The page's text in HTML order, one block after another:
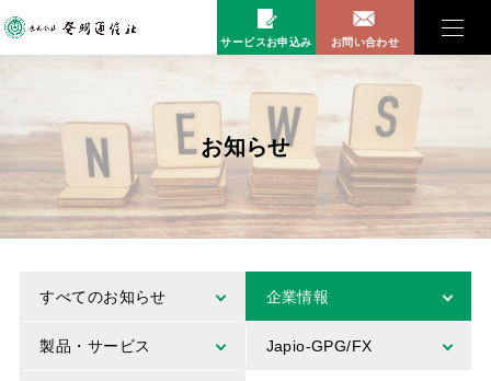
サービスお申込み お問い合わせ
お知らせ
すべてのお知らせ 企業情報
製品・サービス Japio-GPG/FX